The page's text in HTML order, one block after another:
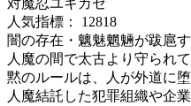
対魔忍ユキカゼ
人気指標： 12818
闇の存在・魑魅魍魎が跋扈
人魔の間で太古より守られ
黙のルールは、人が外道に
人魔結託した犯罪組織や企